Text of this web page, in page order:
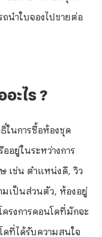
นำใบจองไปขายต่อ
ะไร ?
ในการซื้อห้องชุด
ออยู่ในระหว่างการ
เช่น ตำแหน่งดี, วิว
มเป็นส่วนตัว, ห้องอยู่
รงการคอนโดที่มักจะ
ดที่ได้รับความสนใจ